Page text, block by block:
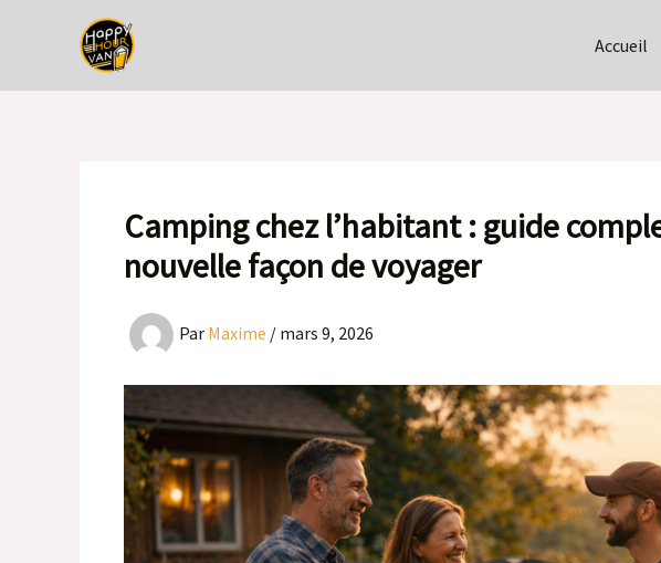
Accueil
Camping chez l’habitant : guide
nouvelle façon de voyager
Par Maxime / mars 9, 2026